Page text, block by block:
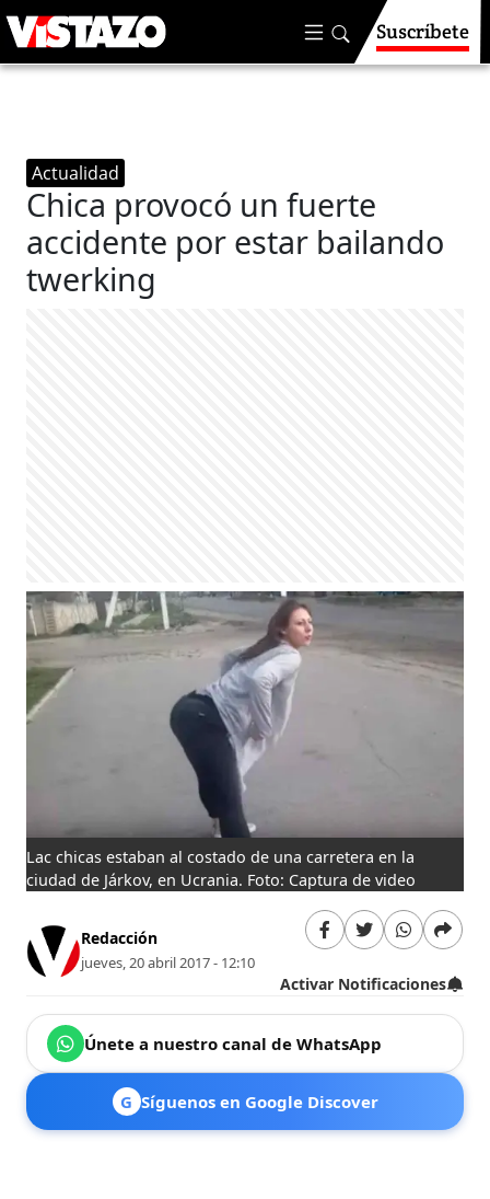
Suscríbete
Actualidad
Chica provocó un fuerte
accidente por estar bailando
twerking
Lac chicas estaban al costado de una carretera en la
ciudad de Járkov, en Ucrania. Foto: Captura de video
Redacción
jueves, 20 abril 2017 - 12:10
Activar Notificaciones
Únete a nuestro canal de WhatsApp
G Síguenos en Google Discover